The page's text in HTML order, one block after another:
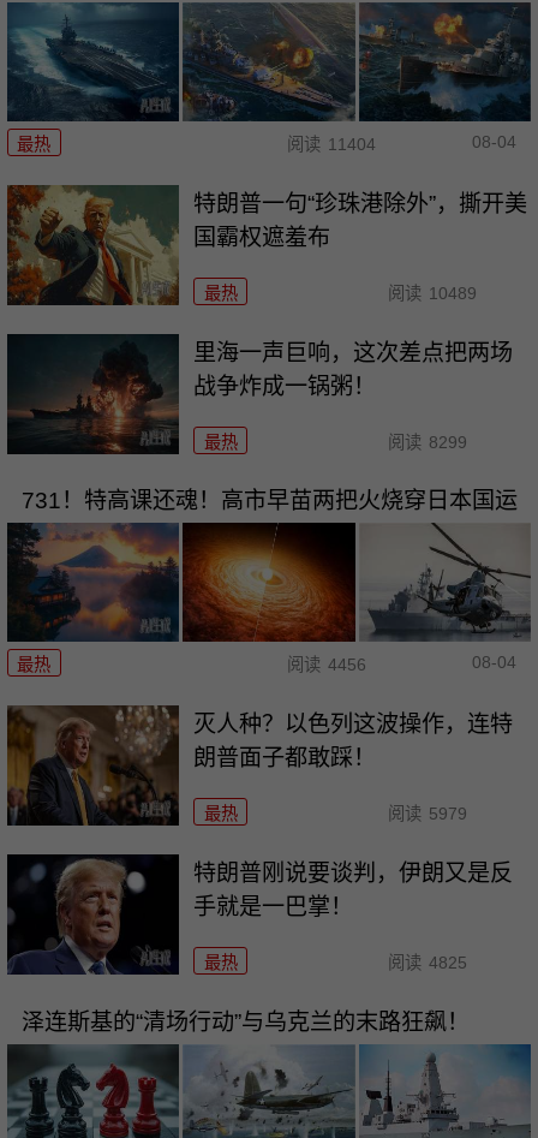
最热 阅读 11404 08-04
特朗普一句“珍珠港除外”，撕开美
国霸权遮羞布
最热 阅读 10489
里海一声巨响，这次差点把两场
战争炸成一锅粥！
最热 阅读 8299
731！特高课还魂！高市早苗两把火烧穿日本国运
最热 阅读 4456 08-04
灭人种？以色列这波操作，连特
朗普面子都敢踩！
最热 阅读 5979
特朗普刚说要谈判，伊朗又是反
手就是一巴掌！
最热 阅读 4825
泽连斯基的“清场行动”与乌克兰的末路狂飙！